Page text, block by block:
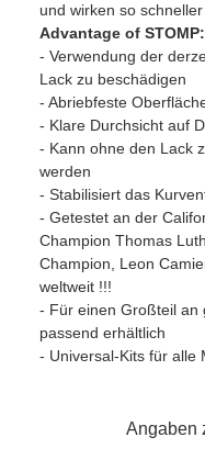
und wirken so
Advantage of STOMP:
- Verwendung der
Lack zu beschädigen
- Abriebfeste
- Klare Durchsicht auf
- Kann ohne den Lack
werden
- Stabilisiert das
- Getestet an der
Champion Thomas
Champion, Leon
weltweit !!!
- Für einen Großteil an
passend erhältlich
- Universal-Kits für alle
Angaben